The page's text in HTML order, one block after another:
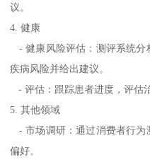
议。
4. 健康
- 健康风险评估：测评系统分
疾病风险并给出建议。
- 评估：跟踪患者进度，评估
5. 其他领域
- 市场调研：通过消费者行为
偏好。